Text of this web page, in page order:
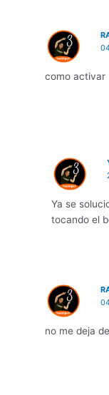
como activar
Ya se
tocando el
no me deja